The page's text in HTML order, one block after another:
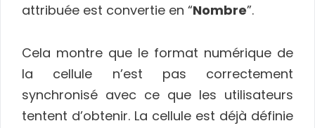
attribuée est convertie en “Nombre”.
Cela montre que le format numérique de
la cellule n’est pas correctement
synchronisé avec ce que les utilisateurs
tentent d’obtenir. La cellule est déjà définie